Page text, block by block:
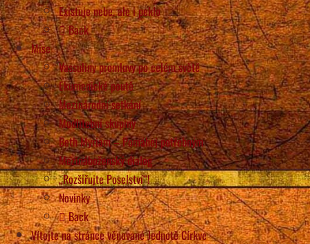
Existuje nebe, ale i peklo
Back
Mise
Vassuliny promluvy po celém světě
Ekumenické poutě
Mezinárodní setkání
Modlitební skupiny
Beth Myriam – Pomáhej potřebným
Mezináboženský dialog
„Rozšiřujte Poselství“!
Novinky
Back
Vítejte na stránce věnované Jednotě Církve